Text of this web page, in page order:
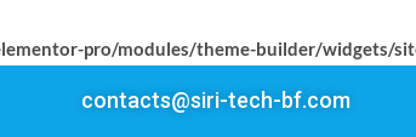
pro/modules/theme-builder/widgets/
contacts@siri-tech-bf.com